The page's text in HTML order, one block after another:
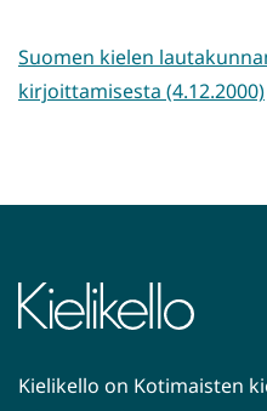
Suomen kielen
kirjoittamisesta (4.12.2000)
Kielikello on Kotimaisten